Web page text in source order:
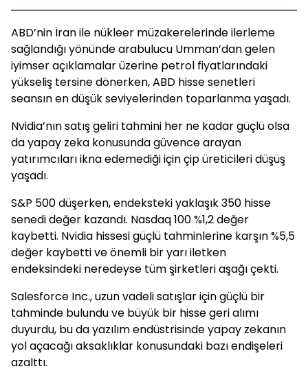
ABD’nin İran ile nükleer müzakerelerinde ilerleme
sağlandığı yönünde arabulucu Umman’dan gelen
iyimser açıklamalar üzerine petrol fiyatlarındaki
yükseliş tersine dönerken, ABD hisse senetleri
seansın en düşük seviyelerinden toparlanma yaşadı.
Nvidia’nın satış geliri tahmini her ne kadar güçlü olsa
da yapay zeka konusunda güvence arayan
yatırımcıları ikna edemediği için çip üreticileri düşüş
yaşadı.
S&P 500 düşerken, endeksteki yaklaşık 350 hisse
senedi değer kazandı. Nasdaq 100 %1,2 değer
kaybetti. Nvidia hissesi güçlü tahminlerine karşın %5,5
değer kaybetti ve önemli bir yarı iletken
endeksindeki neredeyse tüm şirketleri aşağı çekti.
Salesforce Inc., uzun vadeli satışlar için güçlü bir
tahminde bulundu ve büyük bir hisse geri alımı
duyurdu, bu da yazılım endüstrisinde yapay zekanın
yol açacağı aksaklıklar konusundaki bazı endişeleri
azalttı.